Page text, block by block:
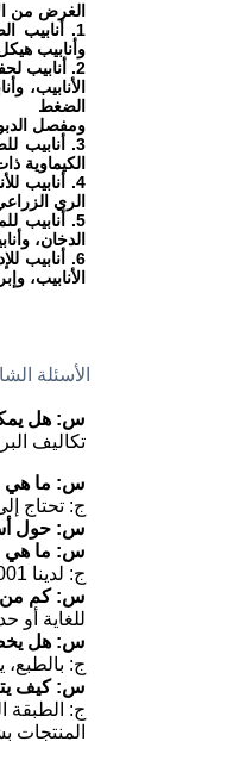
الغرض من
1. أنابيب
وأنابيب
2. أنابيب لحفر الآبار الجيولوجية البترولية. مثل: أنابيب حفر الزيت، وأنابيب حفر الزيت (أنابيب كيلي وأنابيب حفر سداسية)، والحفر، والزيت
الأنابيب،
الضغط
ومفصل
3. أنابيب
الكيماوية
4. أنابيب
الري
5. أنابيب
الدخان،
6. أنابيب
الأنابيب،
الأسئلة
س: هل
تكاليف
س: ما هي
ج: تحتاج
س: حول
س: ما هي
ج: لدينا ISO 9001 و SGS و EWC وشهادات أخرى.
س: كم من
للغاية
س: هل
ج: بالطبع،
س: كيف
ج: الطبقة
المنتجات